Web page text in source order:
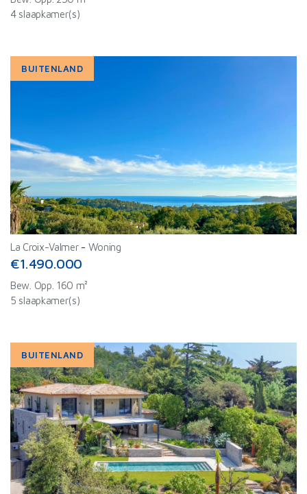
4 slaapkamer(s)
BUITENLAND
La Croix-Valmer- Woning
€1.490.000
Bew. Opp. 160 m²
5 slaapkamer(s)
BUITENLAND